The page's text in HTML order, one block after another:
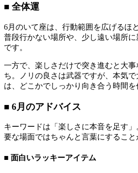
■ 全体運
6月のいて座は、行動範囲を広げるほ
普段行かない場所や、少し遠い場所に
です。
一方で、楽しさだけで突き進むと大
ち。ノリの良さは武器ですが、本気
は、どこかでしっかり向き合う時間を
■ 6月のアドバイス
キーワードは「楽しさに本音を足す
要な場面ではちゃんと言葉にすること
■ 面白いラッキーアイテム